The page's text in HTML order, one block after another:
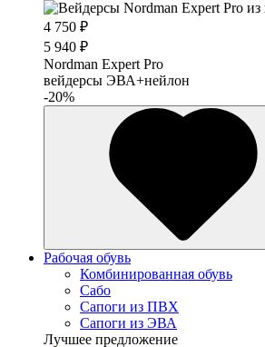
4 750 ₽
5 940 ₽
Nordman Expert Pro
вейдерсы ЭВА+нейлон
-20%
Рабочая обувь
Комбинированная обувь
Сабо
Сапоги из ПВХ
Сапоги из ЭВА
Лучшее предложение